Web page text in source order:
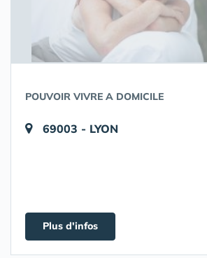
POUVOIR VIVRE A DOMICILE
69003 - LYON
Plus d'infos